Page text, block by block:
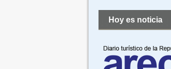
Hoy es noticia